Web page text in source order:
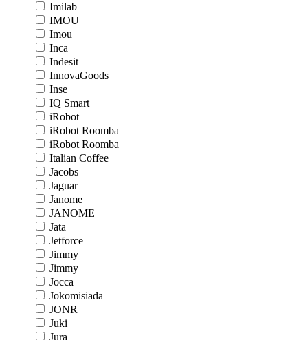
Imilab
IMOU
Imou
Inca
Indesit
InnovaGoods
Inse
IQ Smart
iRobot
iRobot Roomba
iRobot Roomba
Italian Coffee
Jacobs
Jaguar
Janome
JANOME
Jata
Jetforce
Jimmy
Jimmy
Jocca
Jokomisiada
JONR
Juki
Jura